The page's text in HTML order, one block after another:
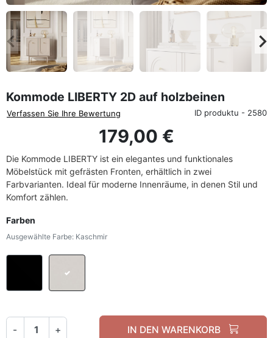
Zurück
Kommode LIBERTY 2D auf holzbeinen
Verfassen Sie Ihre Bewertung ID produktu - 2580
179,00 €
Die Kommode LIBERTY ist ein elegantes und funktionales
Möbelstück mit gefrästen Fronten, erhältlich in zwei
Farbvarianten. Ideal für moderne Innenräume, in denen Stil und
Komfort zählen.
Farben
Ausgewählte Farbe: Kaschmir
Schwarz Kaschmir
- + IN DEN WARENKORB